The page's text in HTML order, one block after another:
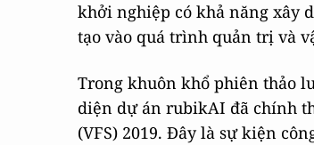
khởi nghiệp có khả năng xây
tạo vào quá trình quản trị và
Trong khuôn khổ phiên thảo
diện dự án rubikAI đã chính
(VFS) 2019. Đây là sự kiện